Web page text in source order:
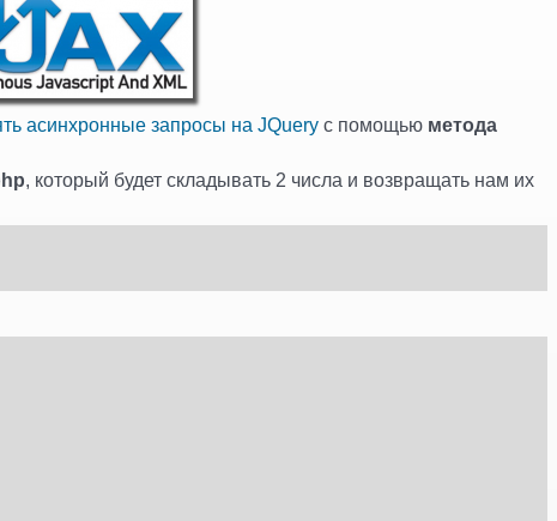
асинхронные запросы на JQuery с помощью метода
, который будет складывать 2 числа и возвращать нам их